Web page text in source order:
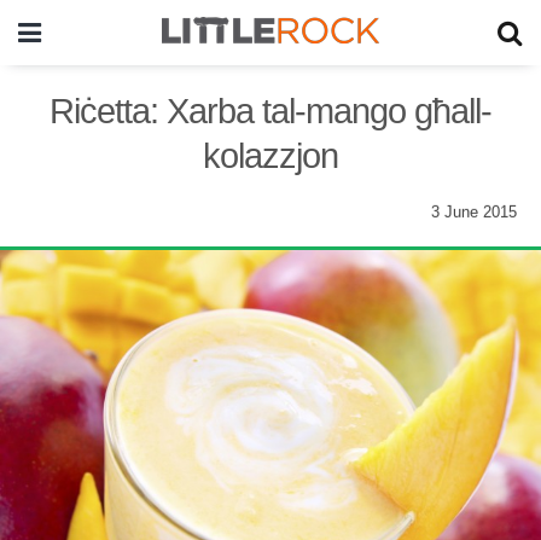
Riċetta: Xarba tal-mango għall-
kolazzjon
3 June 2015